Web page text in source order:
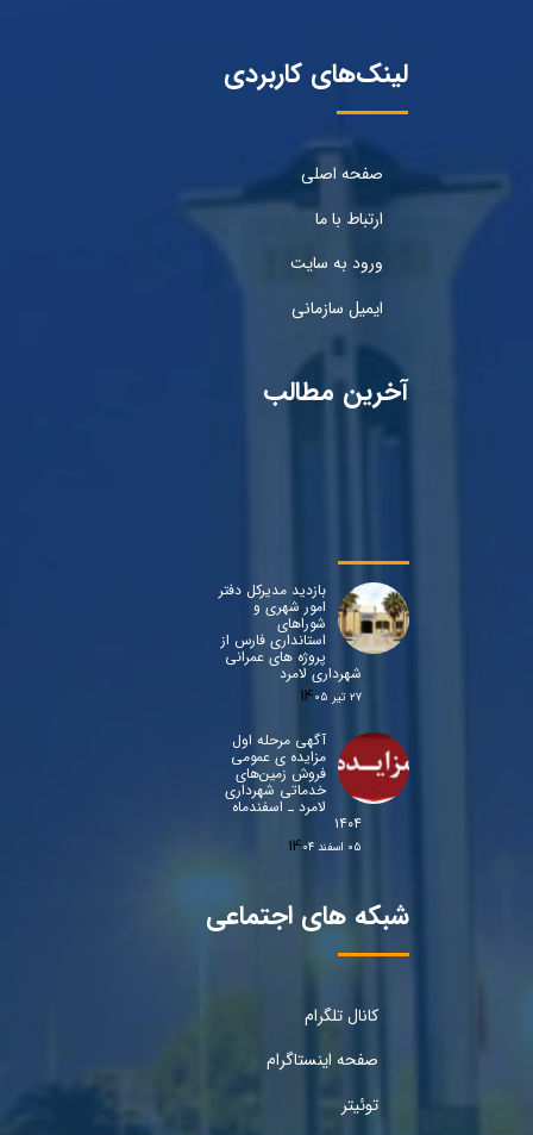
لینک‌های کاربردی
صفحه اصلی
ارتباط با ما
ورود به سایت
ایمیل سازمانی
آخرین مطالب
بازدید مدیرکل دفتر
امور شهری و
شوراهای
استانداری فارس از
پروژه های عمرانی
شهرداری لامرد
۲۷ تیر ۰۵
آگهی مرحله اول
مزایده ی عمومی
فروش زمین‌های
خدماتی شهرداری
لامرد ـ اسفندماه
۱۴۰۴
۰۵ اسفند ۰۴
شبکه های اجتماعی
کانال تلگرام
صفحه اینستاگرام
توئیتر